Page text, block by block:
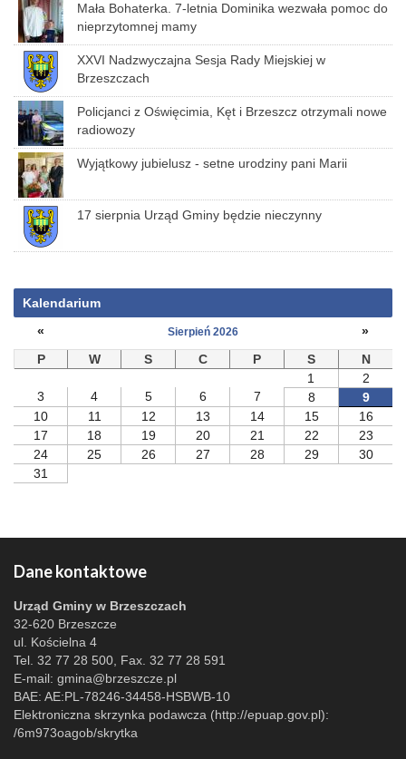
Mała Bohaterka. 7-letnia Dominika wezwała pomoc do
nieprzytomnej mamy
XXVI Nadzwyczajna Sesja Rady Miejskiej w
Brzeszczach
Policjanci z Oświęcimia, Kęt i Brzeszcz otrzymali nowe
radiowozy
Wyjątkowy jubielusz - setne urodziny pani Marii
17 sierpnia Urząd Gminy będzie nieczynny
Kalendarium
«
Sierpień 2026
»
P
W S C P S
N
1
2
3
4 5 6 7 8
9
10
11 12 13 14 15
16
17
18 19 20 21 22
23
24
25 26 27 28 29
30
31
Dane kontaktowe
Urząd Gminy w Brzeszczach
32-620 Brzeszcze
ul. Kościelna 4
Tel. 32 77 28 500, Fax. 32 77 28 591
E-mail: gmina@brzeszcze.pl
BAE: AE:PL-78246-34458-HSBWB-10
Elektroniczna skrzynka podawcza (http://epuap.gov.pl):
/6m973oagob/skrytka